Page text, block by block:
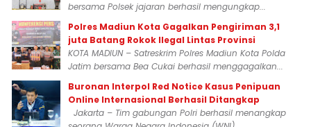
bersama Polsek jajaran berhasil mengungkap...
Polres Madiun Kota Gagalkan Pengiriman 3,1
juta Batang Rokok Ilegal Lintas Provinsi
KOTA MADIUN – Satreskrim Polres Madiun Kota Polda
Jatim bersama Bea Cukai berhasil menggagalkan...
Buronan Interpol Red Notice Kasus Penipuan
Online Internasional Berhasil Ditangkap
Jakarta – Tim gabungan Polri berhasil menangkap